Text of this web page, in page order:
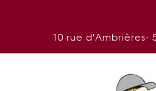
10 rue d'Ambrières-